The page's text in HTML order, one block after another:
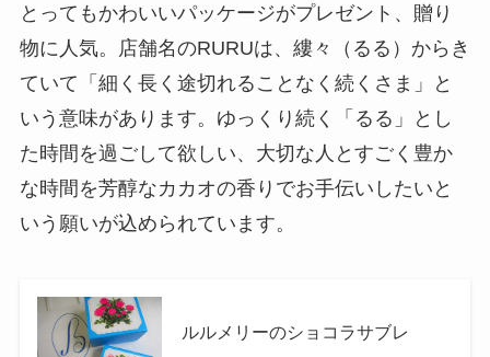
とってもかわいいパッケージがプレゼント、贈り
物に人気。店舗名のRURUは、縷々（るる）からき
ていて「細く長く途切れることなく続くさま」と
いう意味があります。ゆっくり続く「るる」とし
た時間を過ごして欲しい、大切な人とすごく豊か
な時間を芳醇なカカオの香りでお手伝いしたいと
いう願いが込められています。
ルルメリーのショコラサブレ